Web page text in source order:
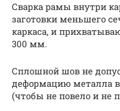
Сварка рамы внутри
заготовки меньшего
каркаса, и
300 мм.
Сплошной шов не
деформацию металла
(чтобы не повело и не